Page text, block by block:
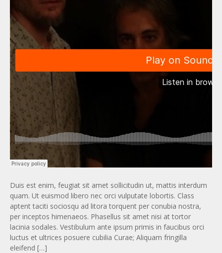
Duis est enim, feugiat sit amet sollicitudin ut, mattis interdum
quam. Ut euismod libero nec orci vulputate lobortis. Class
aptent taciti sociosqu ad litora torquent per conubia nostra,
per inceptos himenaeos. Phasellus sit amet nisi at tortor
lacinia sodales. Vestibulum ante ipsum primis in faucibus orci
luctus et ultrices posuere cubilia Curae; Aliquam fringilla
eleifend […]